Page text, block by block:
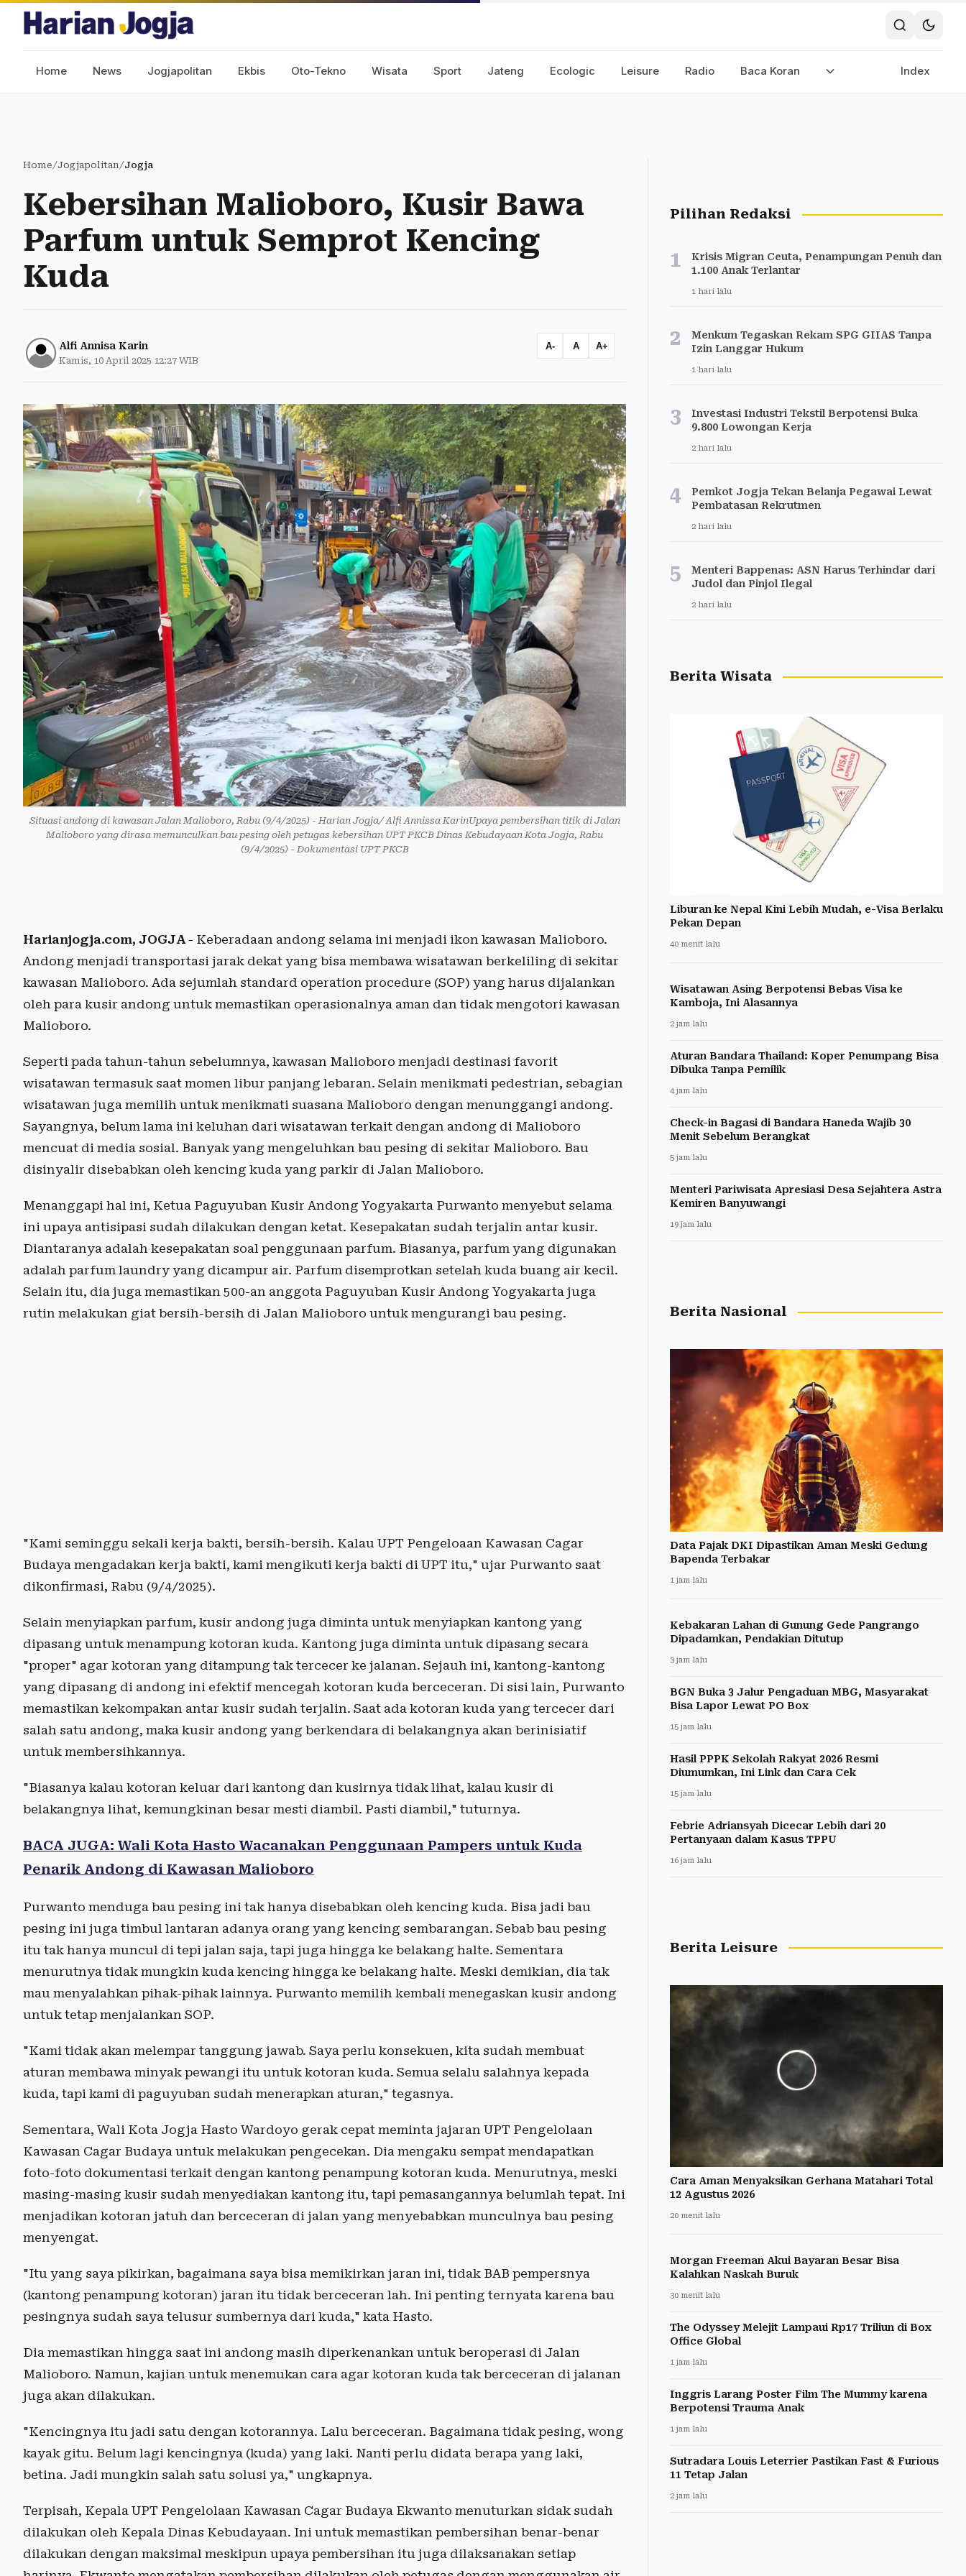
Home News Jogjapolitan Ekbis Oto-Tekno Wisata Sport Jateng Ecologic Leisure Radio Baca Koran Index
Home/Jogjapolitan/Jogja
Kebersihan Malioboro, Kusir Bawa
Parfum untuk Semprot Kencing
Kuda
Alfi Annisa Karin
Kamis, 10 April 2025 12:27 WIB
A- A A+
Situasi andong di kawasan Jalan Malioboro, Rabu (9/4/2025) - Harian Jogja/ Alfi Annissa KarinUpaya pembersihan titik di Jalan
Malioboro yang dirasa memunculkan bau pesing oleh petugas kebersihan UPT PKCB Dinas Kebudayaan Kota Jogja, Rabu
(9/4/2025) - Dokumentasi UPT PKCB
Harianjogja.com, JOGJA - Keberadaan andong selama ini menjadi ikon kawasan Malioboro.
Andong menjadi transportasi jarak dekat yang bisa membawa wisatawan berkeliling di sekitar
kawasan Malioboro. Ada sejumlah standard operation procedure (SOP) yang harus dijalankan
oleh para kusir andong untuk memastikan operasionalnya aman dan tidak mengotori kawasan
Malioboro.
Seperti pada tahun-tahun sebelumnya, kawasan Malioboro menjadi destinasi favorit
wisatawan termasuk saat momen libur panjang lebaran. Selain menikmati pedestrian, sebagian
wisatawan juga memilih untuk menikmati suasana Malioboro dengan menunggangi andong.
Sayangnya, belum lama ini keluhan dari wisatawan terkait dengan andong di Malioboro
mencuat di media sosial. Banyak yang mengeluhkan bau pesing di sekitar Malioboro. Bau
disinyalir disebabkan oleh kencing kuda yang parkir di Jalan Malioboro.
Menanggapi hal ini, Ketua Paguyuban Kusir Andong Yogyakarta Purwanto menyebut selama
ini upaya antisipasi sudah dilakukan dengan ketat. Kesepakatan sudah terjalin antar kusir.
Diantaranya adalah kesepakatan soal penggunaan parfum. Biasanya, parfum yang digunakan
adalah parfum laundry yang dicampur air. Parfum disemprotkan setelah kuda buang air kecil.
Selain itu, dia juga memastikan 500-an anggota Paguyuban Kusir Andong Yogyakarta juga
rutin melakukan giat bersih-bersih di Jalan Malioboro untuk mengurangi bau pesing.
"Kami seminggu sekali kerja bakti, bersih-bersih. Kalau UPT Pengeloaan Kawasan Cagar
Budaya mengadakan kerja bakti, kami mengikuti kerja bakti di UPT itu," ujar Purwanto saat
dikonfirmasi, Rabu (9/4/2025).
Selain menyiapkan parfum, kusir andong juga diminta untuk menyiapkan kantong yang
dipasang untuk menampung kotoran kuda. Kantong juga diminta untuk dipasang secara
"proper" agar kotoran yang ditampung tak tercecer ke jalanan. Sejauh ini, kantong-kantong
yang dipasang di andong ini efektif mencegah kotoran kuda berceceran. Di sisi lain, Purwanto
memastikan kekompakan antar kusir sudah terjalin. Saat ada kotoran kuda yang tercecer dari
salah satu andong, maka kusir andong yang berkendara di belakangnya akan berinisiatif
untuk membersihkannya.
"Biasanya kalau kotoran keluar dari kantong dan kusirnya tidak lihat, kalau kusir di
belakangnya lihat, kemungkinan besar mesti diambil. Pasti diambil," tuturnya.
BACA JUGA: Wali Kota Hasto Wacanakan Penggunaan Pampers untuk Kuda
Penarik Andong di Kawasan Malioboro
Purwanto menduga bau pesing ini tak hanya disebabkan oleh kencing kuda. Bisa jadi bau
pesing ini juga timbul lantaran adanya orang yang kencing sembarangan. Sebab bau pesing
itu tak hanya muncul di tepi jalan saja, tapi juga hingga ke belakang halte. Sementara
menurutnya tidak mungkin kuda kencing hingga ke belakang halte. Meski demikian, dia tak
mau menyalahkan pihak-pihak lainnya. Purwanto memilih kembali menegaskan kusir andong
untuk tetap menjalankan SOP.
"Kami tidak akan melempar tanggung jawab. Saya perlu konsekuen, kita sudah membuat
aturan membawa minyak pewangi itu untuk kotoran kuda. Semua selalu salahnya kepada
kuda, tapi kami di paguyuban sudah menerapkan aturan," tegasnya.
Sementara, Wali Kota Jogja Hasto Wardoyo gerak cepat meminta jajaran UPT Pengelolaan
Kawasan Cagar Budaya untuk melakukan pengecekan. Dia mengaku sempat mendapatkan
foto-foto dokumentasi terkait dengan kantong penampung kotoran kuda. Menurutnya, meski
masing-masing kusir sudah menyediakan kantong itu, tapi pemasangannya belumlah tepat. Ini
menjadikan kotoran jatuh dan berceceran di jalan yang menyebabkan munculnya bau pesing
menyengat.
"Itu yang saya pikirkan, bagaimana saya bisa memikirkan jaran ini, tidak BAB pempersnya
(kantong penampung kotoran) jaran itu tidak berceceran lah. Ini penting ternyata karena bau
pesingnya sudah saya telusur sumbernya dari kuda," kata Hasto.
Dia memastikan hingga saat ini andong masih diperkenankan untuk beroperasi di Jalan
Malioboro. Namun, kajian untuk menemukan cara agar kotoran kuda tak berceceran di jalanan
juga akan dilakukan.
"Kencingnya itu jadi satu dengan kotorannya. Lalu berceceran. Bagaimana tidak pesing, wong
kayak gitu. Belum lagi kencingnya (kuda) yang laki. Nanti perlu didata berapa yang laki,
betina. Jadi mungkin salah satu solusi ya," ungkapnya.
Terpisah, Kepala UPT Pengelolaan Kawasan Cagar Budaya Ekwanto menuturkan sidak sudah
dilakukan oleh Kepala Dinas Kebudayaan. Ini untuk memastikan pembersihan benar-benar
dilakukan dengan maksimal meskipun upaya pembersihan itu juga dilaksanakan setiap
Pilihan Redaksi
1
Krisis Migran Ceuta, Penampungan Penuh dan
1.100 Anak Terlantar
1 hari lalu
2
Menkum Tegaskan Rekam SPG GIIAS Tanpa
Izin Langgar Hukum
1 hari lalu
3
Investasi Industri Tekstil Berpotensi Buka
9.800 Lowongan Kerja
2 hari lalu
4
Pemkot Jogja Tekan Belanja Pegawai Lewat
Pembatasan Rekrutmen
2 hari lalu
5
Menteri Bappenas: ASN Harus Terhindar dari
Judol dan Pinjol Ilegal
2 hari lalu
Berita Wisata
Liburan ke Nepal Kini Lebih Mudah, e-Visa Berlaku
Pekan Depan
40 menit lalu
Wisatawan Asing Berpotensi Bebas Visa ke
Kamboja, Ini Alasannya
2 jam lalu
Aturan Bandara Thailand: Koper Penumpang Bisa
Dibuka Tanpa Pemilik
4 jam lalu
Check-in Bagasi di Bandara Haneda Wajib 30
Menit Sebelum Berangkat
5 jam lalu
Menteri Pariwisata Apresiasi Desa Sejahtera Astra
Kemiren Banyuwangi
19 jam lalu
Berita Nasional
Data Pajak DKI Dipastikan Aman Meski Gedung
Bapenda Terbakar
1 jam lalu
Kebakaran Lahan di Gunung Gede Pangrango
Dipadamkan, Pendakian Ditutup
3 jam lalu
BGN Buka 3 Jalur Pengaduan MBG, Masyarakat
Bisa Lapor Lewat PO Box
15 jam lalu
Hasil PPPK Sekolah Rakyat 2026 Resmi
Diumumkan, Ini Link dan Cara Cek
15 jam lalu
Febrie Adriansyah Dicecar Lebih dari 20
Pertanyaan dalam Kasus TPPU
16 jam lalu
Berita Leisure
Cara Aman Menyaksikan Gerhana Matahari Total
12 Agustus 2026
20 menit lalu
Morgan Freeman Akui Bayaran Besar Bisa
Kalahkan Naskah Buruk
30 menit lalu
The Odyssey Melejit Lampaui Rp17 Triliun di Box
Office Global
1 jam lalu
Inggris Larang Poster Film The Mummy karena
Berpotensi Trauma Anak
1 jam lalu
Sutradara Louis Leterrier Pastikan Fast & Furious
11 Tetap Jalan
2 jam lalu